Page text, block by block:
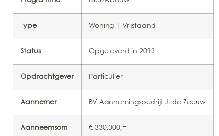
Type Woning | Vrijstaand
Status Opgeleverd in 2013
Opdrachtgever Particulier
Aannemer BV Aannemingsbedrijf J. de Zeeuw
Aanneemsom € 330.000,=